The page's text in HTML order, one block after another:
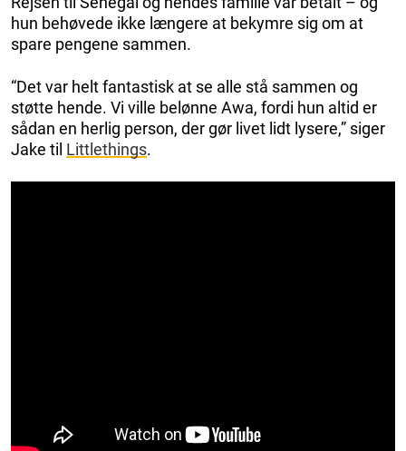
hun behøvede ikke længere at bekymre sig om at
spare pengene sammen.
“Det var helt fantastisk at se alle stå sammen og
støtte hende. Vi ville belønne Awa, fordi hun altid er
sådan en herlig person, der gør livet lidt lysere,” siger
Jake til Littlethings.